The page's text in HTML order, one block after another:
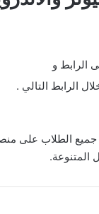
الرابط و
الرابط التالي .
جميع الطلاب على